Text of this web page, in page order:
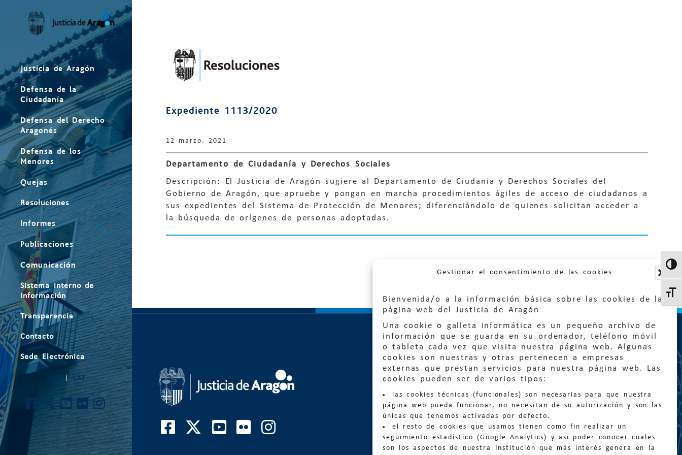
Gestionar el consentimiento de las cookies
Bienvenida/o a la información básica sobre las cookies de la
página web del Justicia de Aragón
Una cookie o galleta informática es un pequeño archivo de
información que se guarda en su ordenador, teléfono móvil
o tableta cada vez que visita nuestra página web. Algunas
cookies son nuestras y otras pertenecen a empresas
externas que prestan servicios para nuestra página web. Las
cookies pueden ser de varios tipos:
las cookies técnicas (funcionales) son necesarias para que nuestra
página web pueda funcionar, no necesitan de su autorización y son las
únicas que tenemos activadas por defecto.
el resto de cookies que usamos tienen como fin realizar un
seguimiento estadístico (Google Analytics) y así poder conocer cuales
son los aspectos de nuestra Institución que más interés genera en la
Justicia de Aragón
Defensa de la
Ciudadanía
Defensa del Derecho
Aragonés
Defensa de los
Menores
Quejas
Resoluciones
Informes
Publicaciones
Comunicación
Sistema interno de
información
Transparencia
Contacto
Sede Electrónica
ARA CAT
Expediente 1113/2020
12 marzo. 2021
Departamento de Ciudadanía y Derechos Sociales
Descripción: El Justicia de Aragón sugiere al Departamento de Ciudanía y Derechos Sociales del
Gobierno de Aragón, que apruebe y pongan en marcha procedimientos ágiles de acceso de ciudadanos a
sus expedientes del Sistema de Protección de Menores; diferenciándolo de quienes solicitan acceder a
la búsqueda de orígenes de personas adoptadas.
Quejas:quejas@eljusticiadearagon.es
Información general:
informacion@eljusticiadearagon.es
Teléfonos: 900 210 210/ 976 399 354